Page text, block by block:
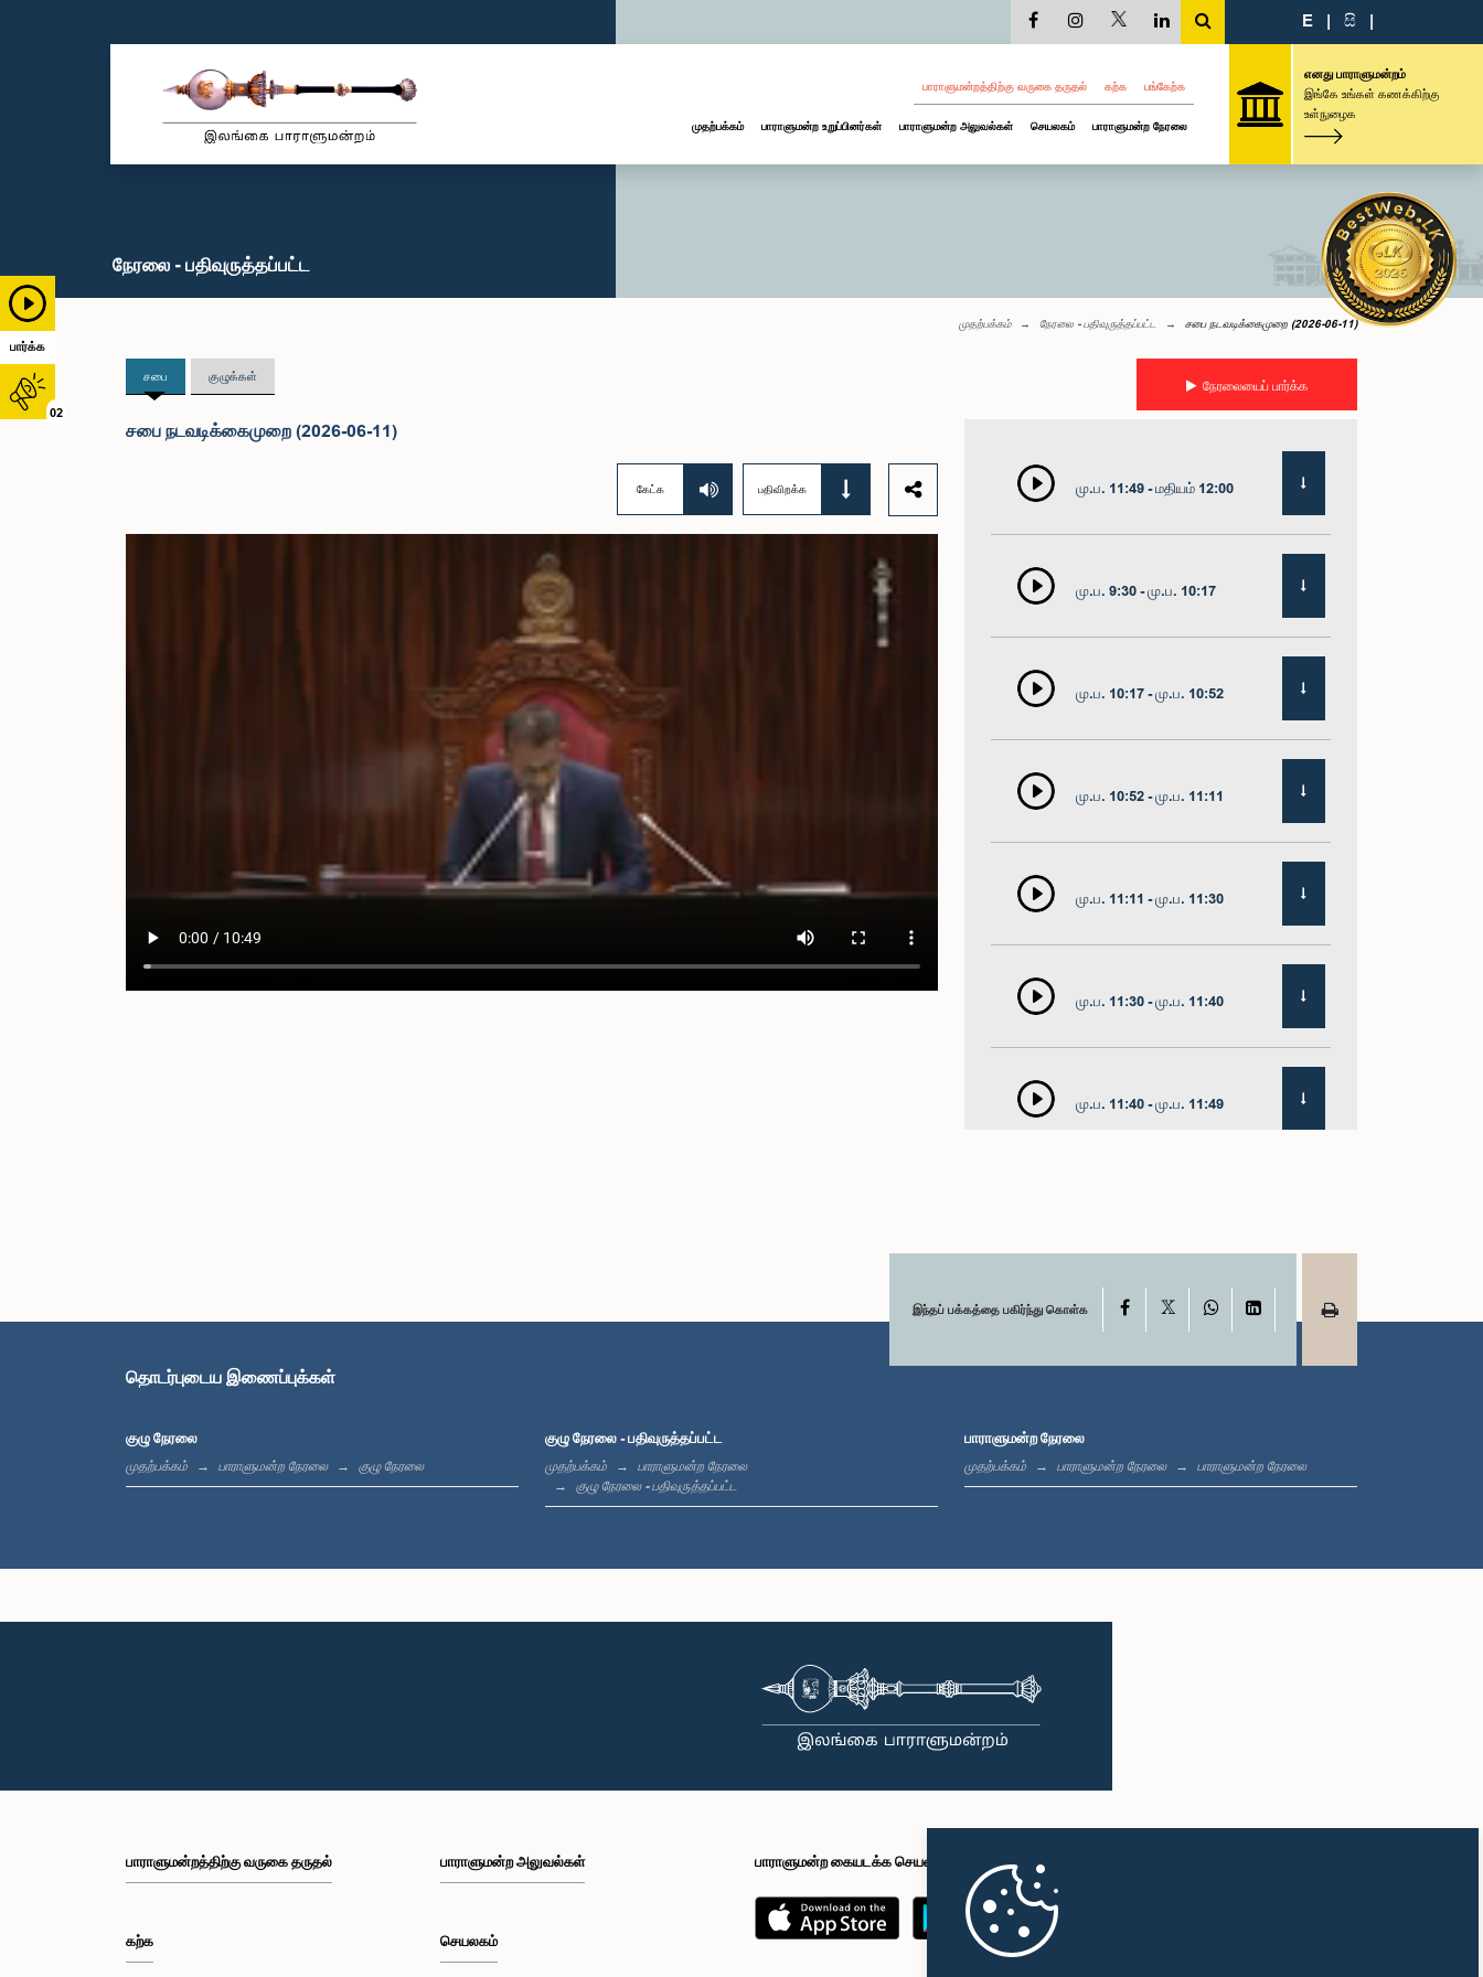
பார்க்க
02
E | සි |
பாராளுமன்றத்திற்கு வருகை தருதல் கற்க பங்கேற்க
முதற்பக்கம் பாராளுமன்ற உறுப்பினர்கள் பாராளுமன்ற அலுவல்கள் செயலகம் பாராளுமன்ற நேரலை
எனது பாராளுமன்றம்
இங்கே உங்கள் கணக்கிற்கு
உள்நுழைக
நேரலை - பதிவுருத்தப்பட்ட
முதற்பக்கம் நேரலை - பதிவுருத்தப்பட்ட சபை நடவடிக்கைமுறை (2026-06-11)
சபை குழுக்கள் நேரலையைப் பார்க்க
சபை நடவடிக்கைமுறை (2026-06-11)
கேட்க பதிவிறக்க மு.ப. 11:49 - மதியம் 12:00
மு.ப. 9:30 - மு.ப. 10:17
மு.ப. 10:17 - மு.ப. 10:52
மு.ப. 10:52 - மு.ப. 11:11
மு.ப. 11:11 - மு.ப. 11:30
மு.ப. 11:30 - மு.ப. 11:40
மு.ப. 11:40 - மு.ப. 11:49
பி.ப. 12:05 - பி.ப. 12:13
இந்தப் பக்கத்தை பகிர்ந்து கொள்க Facebook WhatsAppLinkedIn
தொடர்புடைய இணைப்புக்கள்
குழு நேரலை
முதற்பக்கம் பாராளுமன்ற நேரலை குழு நேரலை
குழு நேரலை - பதிவுருத்தப்பட்ட
முதற்பக்கம்
பாராளுமன்ற நேரலை
குழு நேரலை - பதிவுருத்தப்பட்ட
பாராளுமன்ற நேரலை
முதற்பக்கம் பாராளுமன்ற நேரலை பாராளுமன்ற நேரலை
பாராளுமன்றத்திற்கு வருகை தருதல்
கற்க
பாராளுமன்ற அலுவல்கள்
செயலகம்
பாராளுமன்ற கையடக்க செயலி